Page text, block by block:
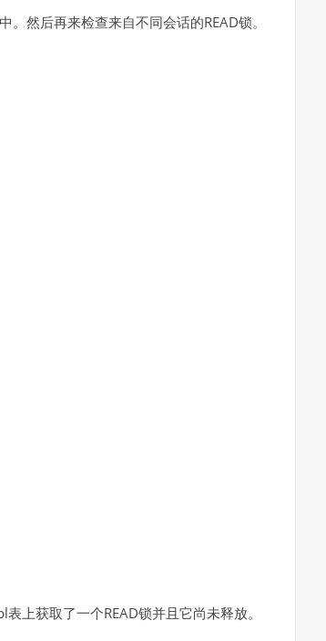
然后再来检查来自不同会话的READ锁。
上获取了一个READ锁并且它尚未释放。